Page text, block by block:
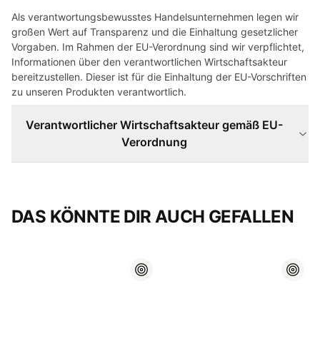
Als verantwortungsbewusstes Handelsunternehmen legen wir
großen Wert auf Transparenz und die Einhaltung gesetzlicher
Vorgaben. Im Rahmen der EU-Verordnung sind wir verpflichtet,
Informationen über den verantwortlichen Wirtschaftsakteur
bereitzustellen. Dieser ist für die Einhaltung der EU-Vorschriften
zu unseren Produkten verantwortlich.
Verantwortlicher Wirtschaftsakteur gemäß EU-
Verordnung
DAS KÖNNTE DIR AUCH GEFALLEN